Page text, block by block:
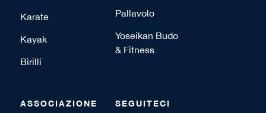
Karate
Kayak
Birilli
Pallavolo
Yoseikan Budo
& Fitness
ASSOCIAZIONE SEGUITECI